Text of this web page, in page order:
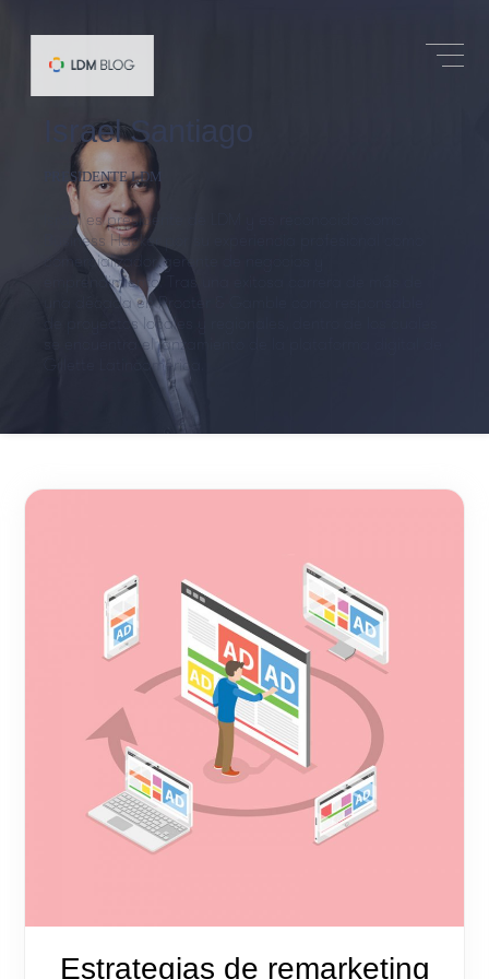
Israel Santiago
PRESIDENTE LDM
Israel es presidente de LDM y es reconocido como
Business Hacker por su experiencia profesional como
comercializador, gerente de negocios y
emprendimiento. Tras una exitosa carrera de más de
una década en Procter & Gamble como responsable
de proyectos locales y regionales, dentro de los cuales
se encuentra el lanzamiento de la plataforma digital de
Gillette Latinoamérica.
Estrategias de remarketing